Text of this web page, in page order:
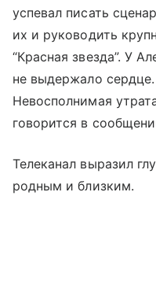
успевал писать
их и руководить
“Красная звезда”. У
не выдержало
Невосполнимая
говорится в
Телеканал выразил
родным и близким.